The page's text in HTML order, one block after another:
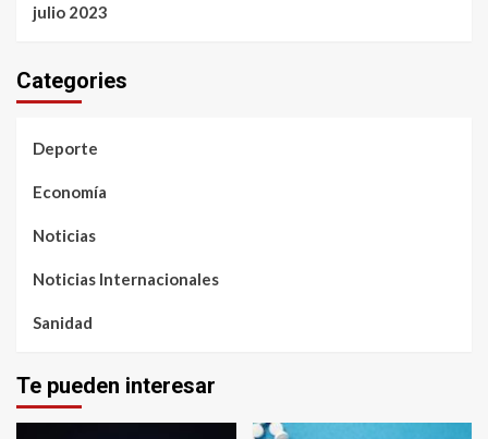
julio 2023
Categories
Deporte
Economía
Noticias
Noticias Internacionales
Sanidad
Te pueden interesar